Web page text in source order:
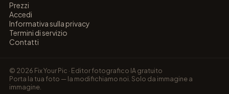
Prezzi
Accedi
Informativa sulla privacy
Termini di servizio
Contatti
© 2026 Fix Your Pic · Editor fotografico IA gratuito
Porta la tua foto — la modifichiamo noi. Solo da immagine a
immagine.